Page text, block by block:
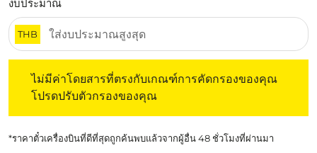
งบประมาณ
THB
ไม่มีค่าโดยสารที่ตรงกับเกณฑ์การคัดกรองของคุณ
โปรดปรับตัวกรองของคุณ
*ราคาตั๋วเครื่องบินที่ดีที่สุดถูกค้นพบแล้วจากผู้อื่น 48 ชั่วโมงที่ผ่านมา